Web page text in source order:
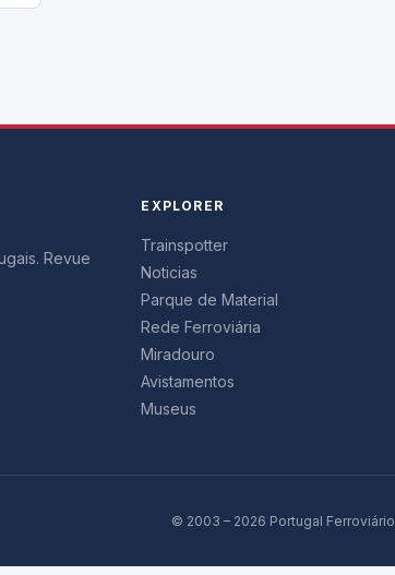
Revue
EXPLORER
Trainspotter
Noticias
Parque de Material
Rede Ferroviária
Miradouro
Avistamentos
Museus
© 2003 – 2026 Portugal Ferroviário